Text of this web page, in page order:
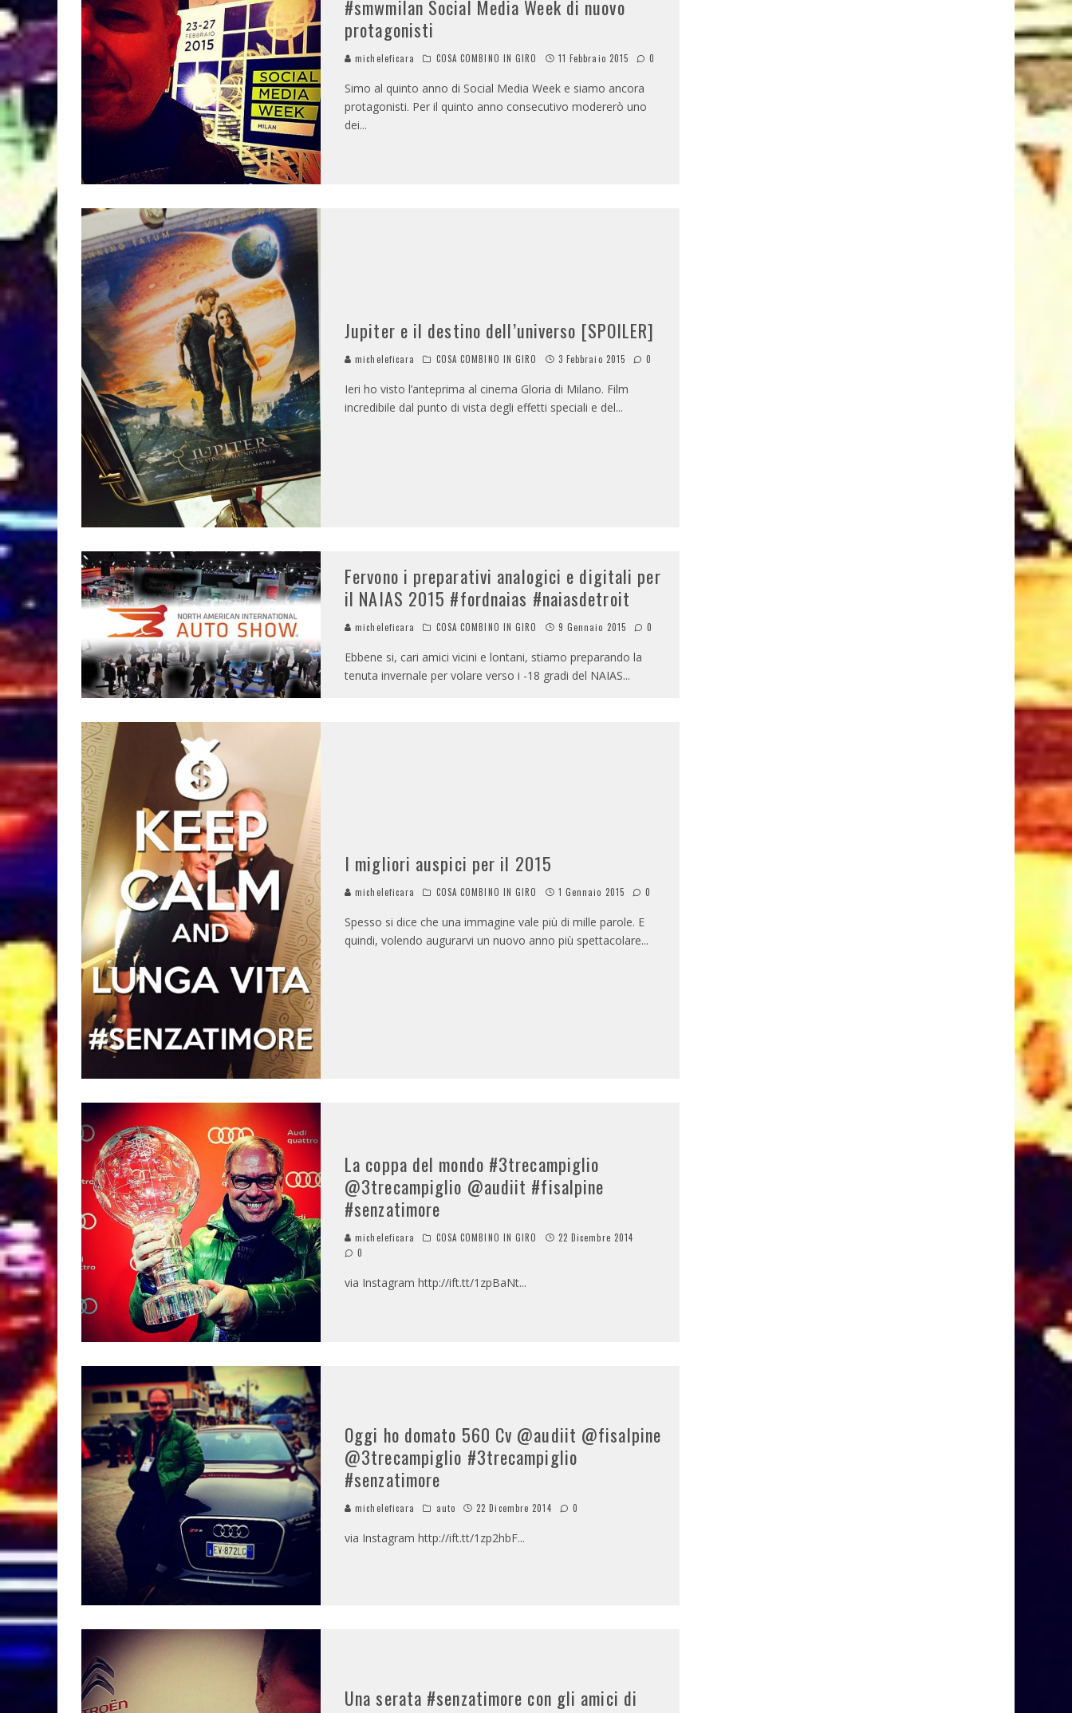
#smwmilan Social Media Week di nuovo
protagonisti
micheleficara COSA COMBINO IN GIRO 11 Febbraio 2015 0
Simo al quinto anno di Social Media Week e siamo ancora
protagonisti. Per il quinto anno consecutivo modererò uno
dei...
Jupiter e il destino dell’universo [SPOILER]
micheleficara COSA COMBINO IN GIRO 3 Febbraio 2015 0
Ieri ho visto l’anteprima al cinema Gloria di Milano. Film
incredibile dal punto di vista degli effetti speciali e del...
Fervono i preparativi analogici e digitali per
il NAIAS 2015 #fordnaias #naiasdetroit
micheleficara COSA COMBINO IN GIRO 9 Gennaio 2015 0
Ebbene si, cari amici vicini e lontani, stiamo preparando la
tenuta invernale per volare verso i -18 gradi del NAIAS...
I migliori auspici per il 2015
micheleficara COSA COMBINO IN GIRO 1 Gennaio 2015 0
Spesso si dice che una immagine vale più di mille parole. E
quindi, volendo augurarvi un nuovo anno più spettacolare...
La coppa del mondo #3trecampiglio
@3trecampiglio @audiit #fisalpine
#senzatimore
micheleficara COSA COMBINO IN GIRO
22 Dicembre 2014
0
via Instagram http://ift.tt/1zpBaNt...
Oggi ho domato 560 Cv @audiit @fisalpine
@3trecampiglio #3trecampiglio
#senzatimore
micheleficara auto 22 Dicembre 2014 0
via Instagram http://ift.tt/1zp2hbF...
Una serata #senzatimore con gli amici di